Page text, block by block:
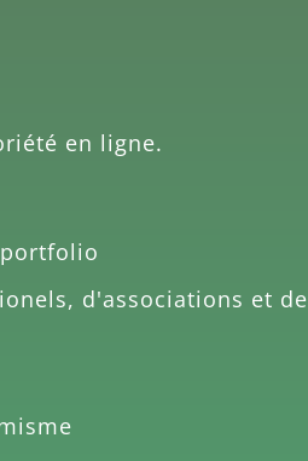
en ligne.
d'associations et de